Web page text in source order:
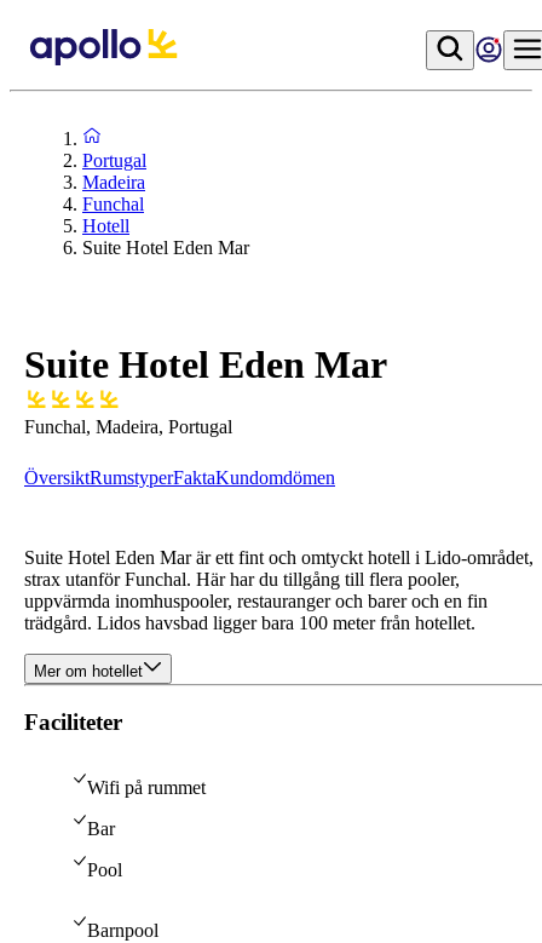
Portugal
Madeira
Funchal
Hotell
Suite Hotel Eden Mar
Suite Hotel Eden Mar
Funchal, Madeira, Portugal
ÖversiktRumstyperFaktaKundomdömen
Suite Hotel Eden Mar är ett fint och omtyckt hotell i Lido-området,
strax utanför Funchal. Här har du tillgång till flera pooler,
uppvärmda inomhuspooler, restauranger och barer och en fin
trädgård. Lidos havsbad ligger bara 100 meter från hotellet.
Mer om hotellet
Faciliteter
Wifi på rummet
Bar
Pool
Barnpool